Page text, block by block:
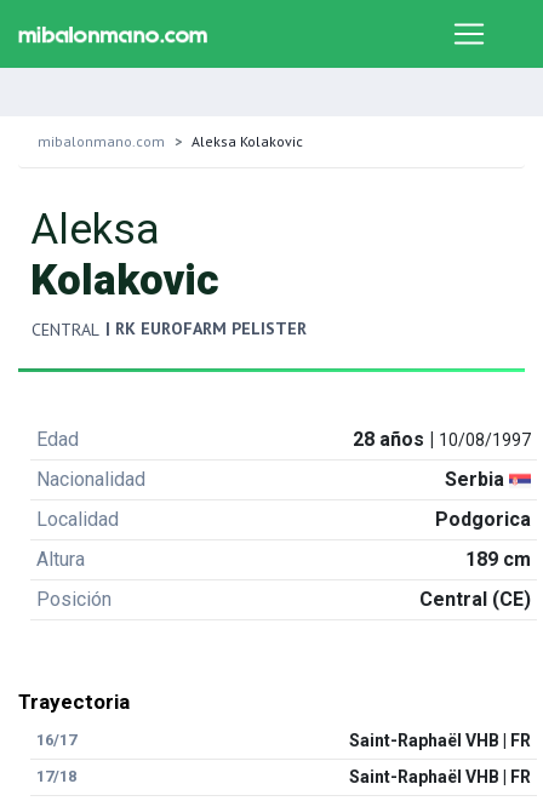
mibalonmano.com Aleksa Kolakovic
Aleksa
Kolakovic
CENTRAL | RK EUROFARM PELISTER
Edad 28 años | 10/08/1997
Nacionalidad
Serbia
Localidad
Podgorica
Altura
189 cm
Posición
Central (CE)
Trayectoria
16/17 Saint-Raphaël VHB | FR
17/18 Saint-Raphaël VHB | FR